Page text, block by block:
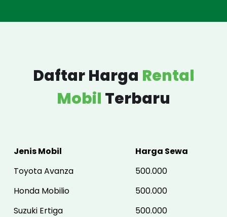
Daftar Harga Rental
Mobil Terbaru
Jenis Mobil
Harga Sewa
Toyota Avanza
500.000
Honda Mobilio
500.000
Suzuki Ertiga
500.000